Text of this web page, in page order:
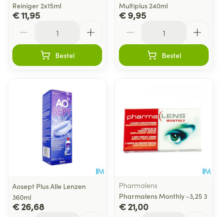
Reiniger 2x15ml
€ 11,95
Bestel
Multiplus 240ml
€ 9,95
Bestel
Aosept Plus Alle Lenzen
360ml
€ 26,68
Pharmalens
Pharmalens Monthly -3,25 3
€ 21,00